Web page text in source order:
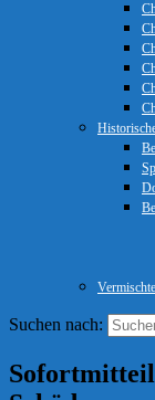
Suchen nach: